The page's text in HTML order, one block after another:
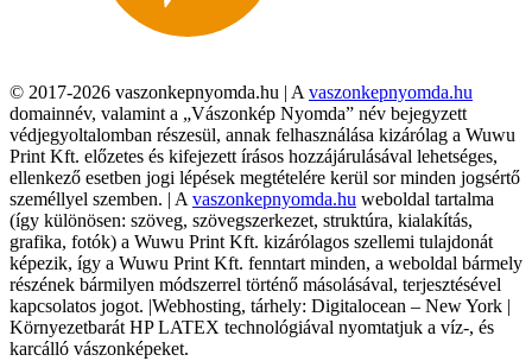
© 2017-2026 vaszonkepnyomda.hu | A vaszonkepnyomda.hu
domainnév, valamint a „Vászonkép Nyomda” név bejegyzett
védjegyoltalomban részesül, annak felhasználása kizárólag a Wuwu
Print Kft. előzetes és kifejezett írásos hozzájárulásával lehetséges,
ellenkező esetben jogi lépések megtételére kerül sor minden jogsértő
személlyel szemben. | A vaszonkepnyomda.hu weboldal tartalma
(így különösen: szöveg, szövegszerkezet, struktúra, kialakítás,
grafika, fotók) a Wuwu Print Kft. kizárólagos szellemi tulajdonát
képezik, így a Wuwu Print Kft. fenntart minden, a weboldal bármely
részének bármilyen módszerrel történő másolásával, terjesztésével
kapcsolatos jogot. |Webhosting, tárhely: Digitalocean – New York |
Környezetbarát HP LATEX technológiával nyomtatjuk a víz-, és
karcálló vászonképeket.